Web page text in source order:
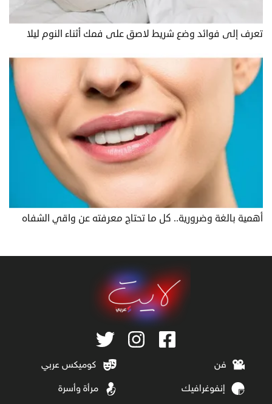
تعرف إلى فوائد وضع شريط لاصق على فمك أثناء النوم ليلا
أهمية بالغة وضرورية.. كل ما تحتاج معرفته عن واقي الشفاه
فن كوميكس عربي
إنفوغرافيك مرأة وأسرة